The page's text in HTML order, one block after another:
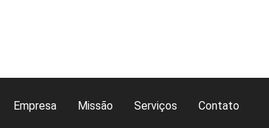
Empresa Missão Serviços Contato